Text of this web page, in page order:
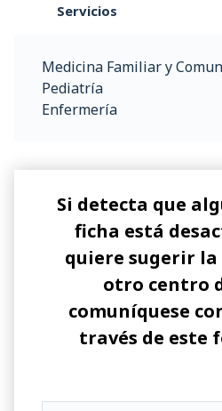
Servicios
Medicina Familiar y
Pediatría
Enfermería
Si detecta que
ficha está
quiere sugerir
otro centro
comuníquese
través de este